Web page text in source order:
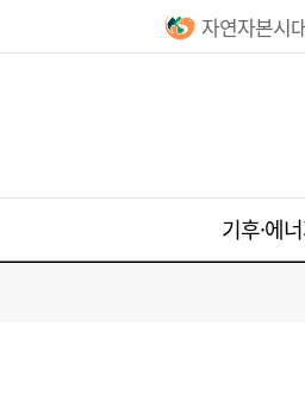
자연자본시
기후·에